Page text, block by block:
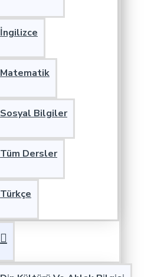
İngilizce
Matematik
Sosyal Bilgiler
Tüm Dersler
Türkçe